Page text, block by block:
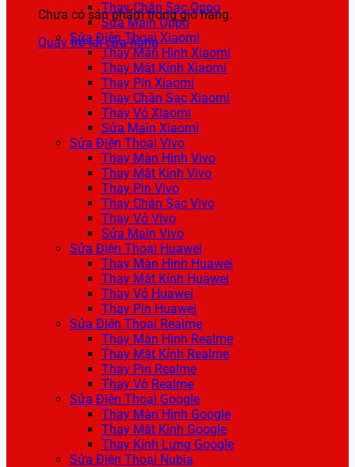
Chưa có sản phẩm trong giỏ hàng.
Quay trở lại cửa hàng
Thay Chân Sạc Oppo
Sửa Main Oppo
Sửa Điện Thoại Xiaomi
Thay Màn Hình Xiaomi
Thay Mặt Kính Xiaomi
Thay Pin Xiaomi
Thay Chân Sạc Xiaomi
Thay Vỏ Xiaomi
Sửa Main Xiaomi
Sửa Điện Thoại Vivo
Thay Màn Hình Vivo
Thay Mặt Kính Vivo
Thay Pin Vivo
Thay Chân Sạc Vivo
Thay Vỏ Vivo
Sửa Main Vivo
Sửa Điện Thoại Huawei
Thay Màn Hình Huawei
Thay Mặt Kính Huawei
Thay Vỏ Huawei
Thay Pin Huawei
Sửa Điện Thoại Realme
Thay Màn Hình Realme
Thay Mặt Kính Realme
Thay Pin Realme
Thay Vỏ Realme
Sửa Điện Thoại Google
Thay Màn Hình Google
Thay Mặt Kính Google
Thay Kính Lưng Google
Sửa Điện Thoại Nubia